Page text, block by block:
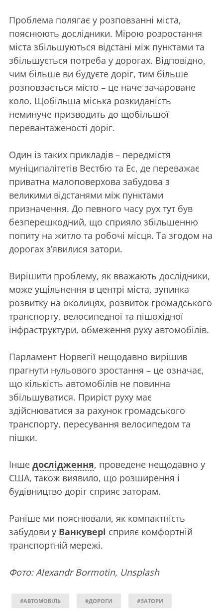
Проблема полягає у розповзанні міста,
пояснюють дослідники. Мірою розростання
міста збільшуються відстані між пунктами та
збільшується потреба у дорогах. Відповідно,
чим більше ви будуєте доріг, тим більше
розповзається місто – це наче зачароване
коло. Щобільша міська розкиданість
неминуче призводить до щобільшої
перевантаженості доріг.
Один із таких прикладів – передмістя
муніципалітетів Вестбю та Ес, де переважає
приватна малоповерхова забудова з
великими відстанями між пунктами
призначення. До певного часу рух тут був
безперешкодний, що сприяло збільшенню
попиту на житло та робочі місця. Та згодом на
дорогах з’явилися затори.
Вирішити проблему, як вважають дослідники,
може ущільнення в центрі міста, зупинка
розвитку на околицях, розвиток громадського
транспорту, велосипедної та пішохідної
інфраструктури, обмеження руху автомобілів.
Парламент Норвегії нещодавно вирішив
прагнути нульового зростання – це означає,
що кількість автомобілів не повинна
збільшуватися. Приріст руху має
здійснюватися за рахунок громадського
транспорту, пересування велосипедом та
пішки.
Інше дослідження, проведене нещодавно у
США, також виявило, що розширення і
будівництво доріг сприяє заторам.
Раніше ми пояснювали, як компактність
забудови у Ванкувері сприяє комфортній
транспортній мережі.
Фото: Alexandr Bormotin, Unsplash
#АВТОМОБІЛЬ #ДОРОГИ #ЗАТОРИ